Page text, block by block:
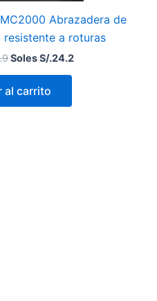
Abrazadera de
a roturas
Soles S/.24.2
al carrito